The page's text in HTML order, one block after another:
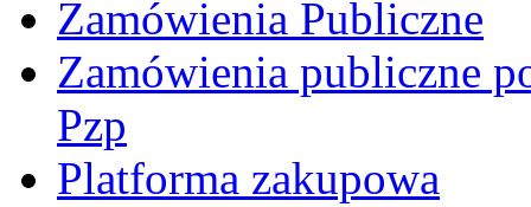
Zamówienia Publiczne
Zamówienia publiczne
Pzp
Platforma zakupowa